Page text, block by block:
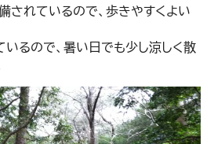
されているので、歩きやすくよい
るので、暑い日でも少し涼しく散